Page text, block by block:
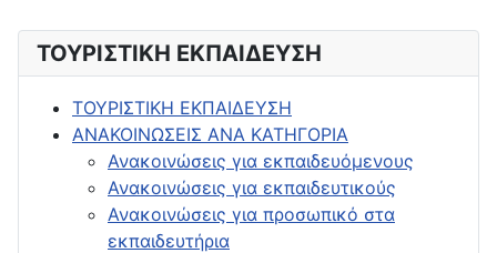
ΤΟΥΡΙΣΤΙΚΗ ΕΚΠΑΙΔΕΥΣΗ
ΤΟΥΡΙΣΤΙΚΗ ΕΚΠΑΙΔΕΥΣΗ
ΑΝΑΚΟΙΝΩΣΕΙΣ ΑΝΑ ΚΑΤΗΓΟΡΙΑ
Ανακοινώσεις για εκπαιδευόμενους
Ανακοινώσεις για εκπαιδευτικούς
Ανακοινώσεις για προσωπικό στα
εκπαιδευτήρια